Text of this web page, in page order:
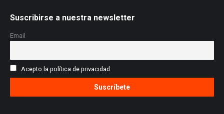
Suscribirse a nuestra newsletter
Email
Acepto la política de privacidad